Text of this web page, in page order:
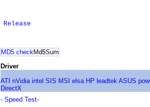
Release
MD5 checkMd5Sum
Driver
ATI nVidia intel SIS MSI elsa HP leadtek ASUS
DirectX
- Speed Test-